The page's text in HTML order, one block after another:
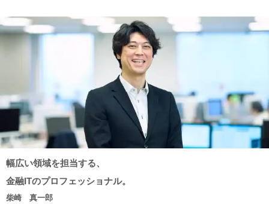
幅広い領域を担当する、
金融ITのプロフェッショナル。
柴崎 真一郎